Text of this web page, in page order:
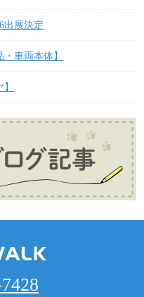
出展決定
車両本体】